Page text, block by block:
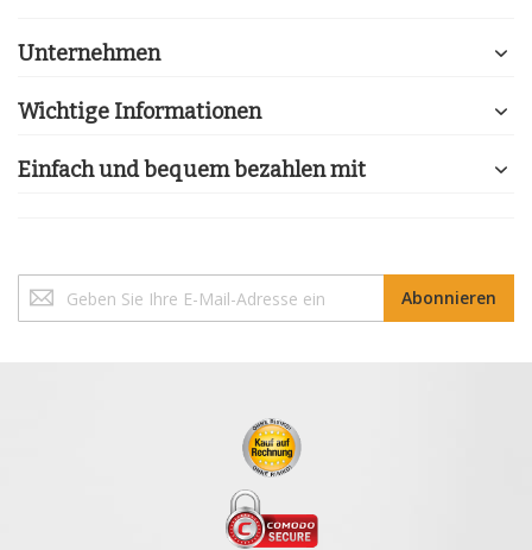
Unternehmen
Wichtige Informationen
Einfach und bequem bezahlen mit
Sie
sich
Abonnieren